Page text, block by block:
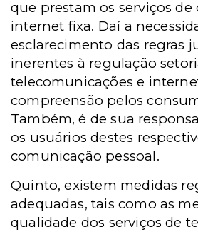
que prestam os serviços de
internet fixa. Daí a
esclarecimento das regras
inerentes à regulação
telecomunicações e
compreensão pelos
Também, é de sua
os usuários destes
comunicação pessoal.
Quinto, existem medidas
adequadas, tais como as
qualidade dos serviços de